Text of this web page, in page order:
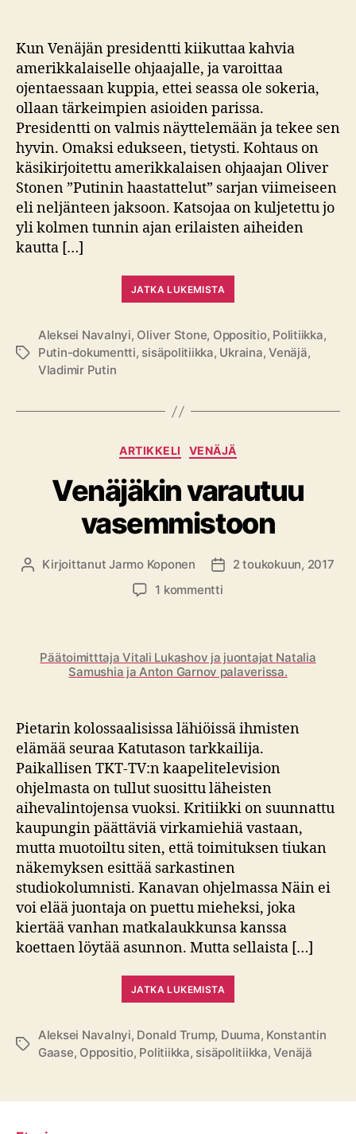
Kun Venäjän presidentti kiikuttaa kahvia
amerikkalaiselle ohjaajalle, ja varoittaa
ojentaessaan kuppia, ettei seassa ole sokeria,
ollaan tärkeimpien asioiden parissa.
Presidentti on valmis näyttelemään ja tekee sen
hyvin. Omaksi edukseen, tietysti. Kohtaus on
käsikirjoitettu amerikkalaisen ohjaajan Oliver
Stonen ”Putinin haastattelut” sarjan viimeiseen
eli neljänteen jaksoon. Katsojaa on kuljetettu jo
yli kolmen tunnin ajan erilaisten aiheiden
kautta […]
JATKA LUKEMISTA
Avainsanat
Aleksei Navalnyi, Oliver Stone, Oppositio, Politiikka,
Putin-dokumentti, sisäpolitiikka, Ukraina,Venäjä,
Vladimir Putin
Kategoriat
ARTIKKELI VENÄJÄ
Venäjäkin varautuu
vasemmistoon
Kirjoittaja
KirjoittanutJarmo Koponen Julkaisupäivämäärä
2 toukokuun, 2017
1 kommenttiartikkeliin
Päätoimitttaja Vitali Lukashov ja juontajat Natalia
Samushia ja Anton Garnov palaverissa.
Pietarin kolossaalisissa lähiöissä ihmisten
elämää seuraa Katutason tarkkailija.
Paikallisen TKT-TV:n kaapelitelevision
ohjelmasta on tullut suosittu läheisten
aihevalintojensa vuoksi. Kritiikki on suunnattu
kaupungin päättäviä virkamiehiä vastaan,
mutta muotoiltu siten, että toimituksen tiukan
näkemyksen esittää sarkastinen
studiokolumnisti. Kanavan ohjelmassa Näin ei
voi elää juontaja on puettu mieheksi, joka
kiertää vanhan matkalaukkunsa kanssa
koettaen löytää asunnon. Mutta sellaista […]
JATKA LUKEMISTA
Avainsanat
Aleksei Navalnyi, Donald Trump, Duuma, Konstantin
Gaase, Oppositio, Politiikka, sisäpolitiikka,Venäjä